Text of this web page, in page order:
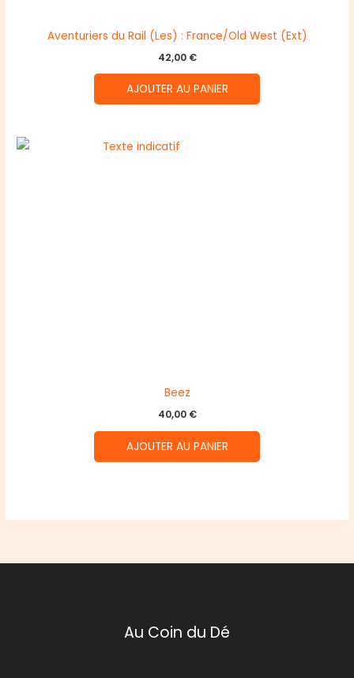
Aventuriers du Rail (Les) : France/Old West (Ext)
42,00 €
AJOUTER AU PANIER
Beez
40,00 €
AJOUTER AU PANIER
Au Coin du Dé